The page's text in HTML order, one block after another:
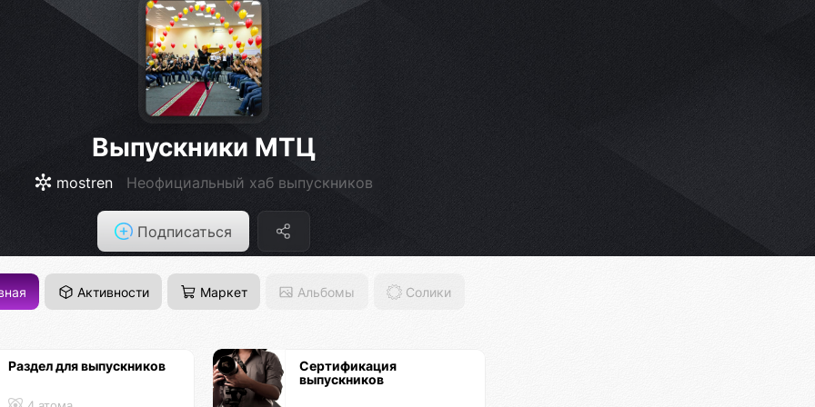
Выпускники МТЦ
mostren Неофициальный хаб выпускников
Подписаться
Активности Маркет Альбомы Солики
Раздел для выпускников
Сертификация
выпускников